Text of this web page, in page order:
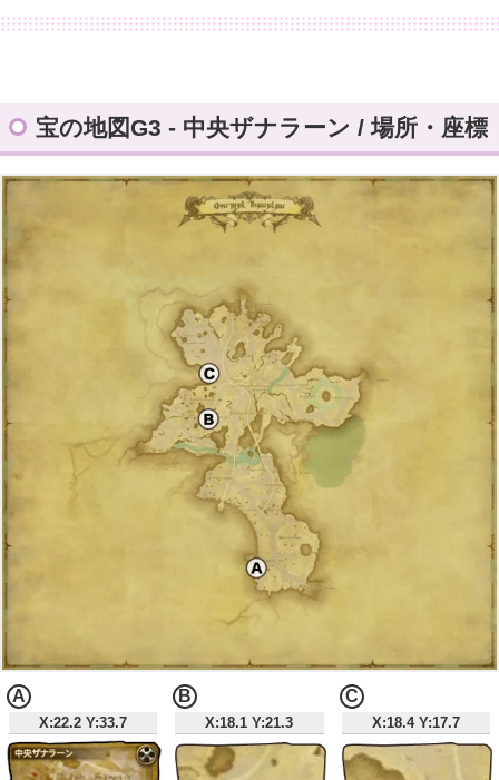
宝の地図G3 - 中央ザナラーン / 場所・座標
X:22.2 Y:33.7
A
X:18.1 Y:21.3
B
X:18.4 Y:17.7
C